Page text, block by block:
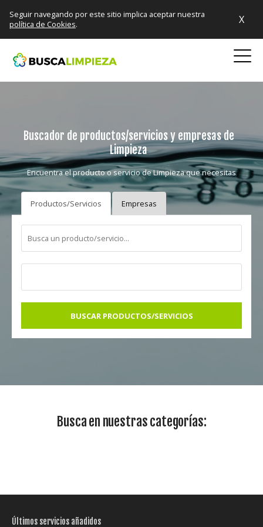
Seguir navegando por este sitio implica aceptar nuestra
política de Cookies. X
Buscador de productos/servicios y empresas de
Limpieza
Encuentra el producto o servicio de Limpieza que necesitas
Productos/Servicios Empresas
BUSCAR PRODUCTOS/SERVICIOS
Busca en nuestras categorías:
Últimos servicios añadidos